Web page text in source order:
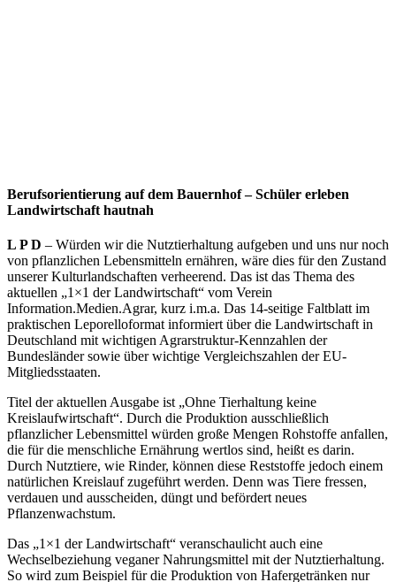
Berufsorientierung auf dem Bauernhof – Schüler erleben
Landwirtschaft hautnah
L P D – Würden wir die Nutztierhaltung aufgeben und uns nur noch
von pflanzlichen Lebensmitteln ernähren, wäre dies für den Zustand
unserer Kulturlandschaften verheerend. Das ist das Thema des
aktuellen „1×1 der Landwirtschaft“ vom Verein
Information.Medien.Agrar, kurz i.m.a. Das 14-seitige Faltblatt im
praktischen Leporelloformat informiert über die Landwirtschaft in
Deutschland mit wichtigen Agrarstruktur-Kennzahlen der
Bundesländer sowie über wichtige Vergleichszahlen der EU-
Mitgliedsstaaten.
Titel der aktuellen Ausgabe ist „Ohne Tierhaltung keine
Kreislaufwirtschaft“. Durch die Produktion ausschließlich
pflanzlicher Lebensmittel würden große Mengen Rohstoffe anfallen,
die für die menschliche Ernährung wertlos sind, heißt es darin.
Durch Nutztiere, wie Rinder, können diese Reststoffe jedoch einem
natürlichen Kreislauf zugeführt werden. Denn was Tiere fressen,
verdauen und ausscheiden, düngt und befördert neues
Pflanzenwachstum.
Das „1×1 der Landwirtschaft“ veranschaulicht auch eine
Wechselbeziehung veganer Nahrungsmittel mit der Nutztierhaltung.
So wird zum Beispiel für die Produktion von Hafergetränken nur